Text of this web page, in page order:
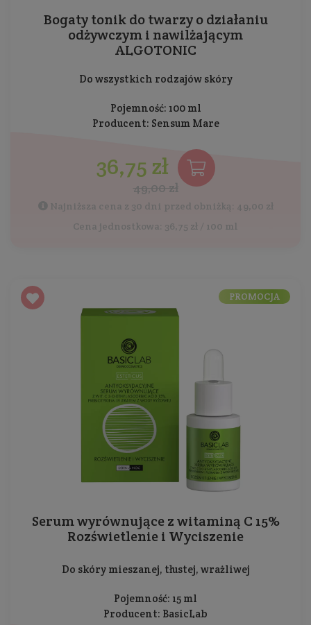
Bogaty tonik do twarzy o działaniu
odżywczym i nawilżającym
ALGOTONIC
Do wszystkich rodzajów skóry
Pojemność: 100 ml
Producent: Sensum Mare
36,75 zł
49,00 zł
Najniższa cena z 30 dni przed obniżką: 49,00 zł
Cena jednostkowa: 36,75 zł / 100 ml
Serum wyrównujące z witaminą C 15%
Rozświetlenie i Wyciszenie
Do skóry mieszanej, tłustej, wrażliwej
Pojemność: 15 ml
Producent: BasicLab
PROMOCJA